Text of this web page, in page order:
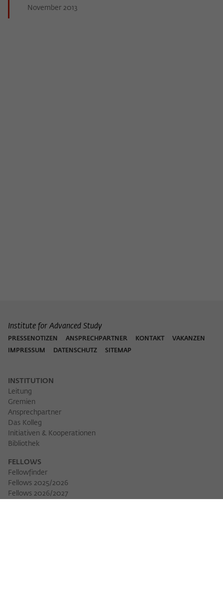
November 2013
Institute for Advanced Study
PRESSENOTIZEN ANSPRECHPARTNER KONTAKT
VAKANZEN
IMPRESSUM
DATENSCHUTZ SITEMAP
INSTITUTION
Leitung
Gremien
Ansprechpartner
Das Kolleg
Initiativen & Kooperationen
Bibliothek
FELLOWS
Fellowfinder
Fellows 2025/2026
Fellows 2026/2027